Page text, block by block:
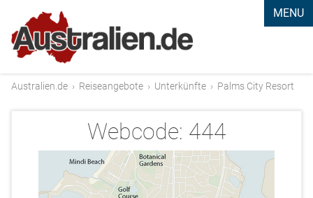
MENU
Australien.de › Reiseangebote › Unterkünfte › Palms City Resort
Webcode: 444